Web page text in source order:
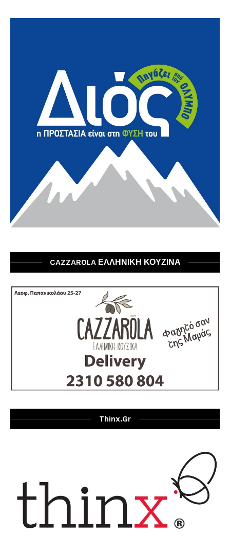
CAZZAROLA ΕΛΛΗΝΙΚΗ ΚΟΥΖΙΝΑ
Thinx.gr